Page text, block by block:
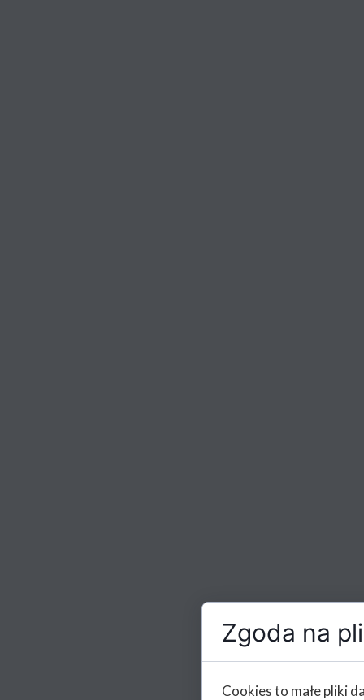
Zgoda na
Cookies to małe pliki